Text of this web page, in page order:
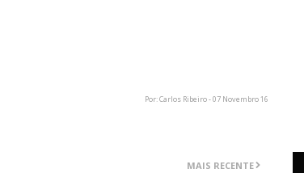
Por: Carlos Ribeiro - 07 Novembro 16
MAIS RECENTE